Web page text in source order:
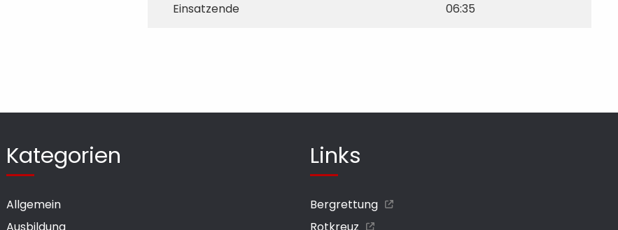
Einsatzende
06:35
Kategorien
Allgemein
Links
Bergrettung